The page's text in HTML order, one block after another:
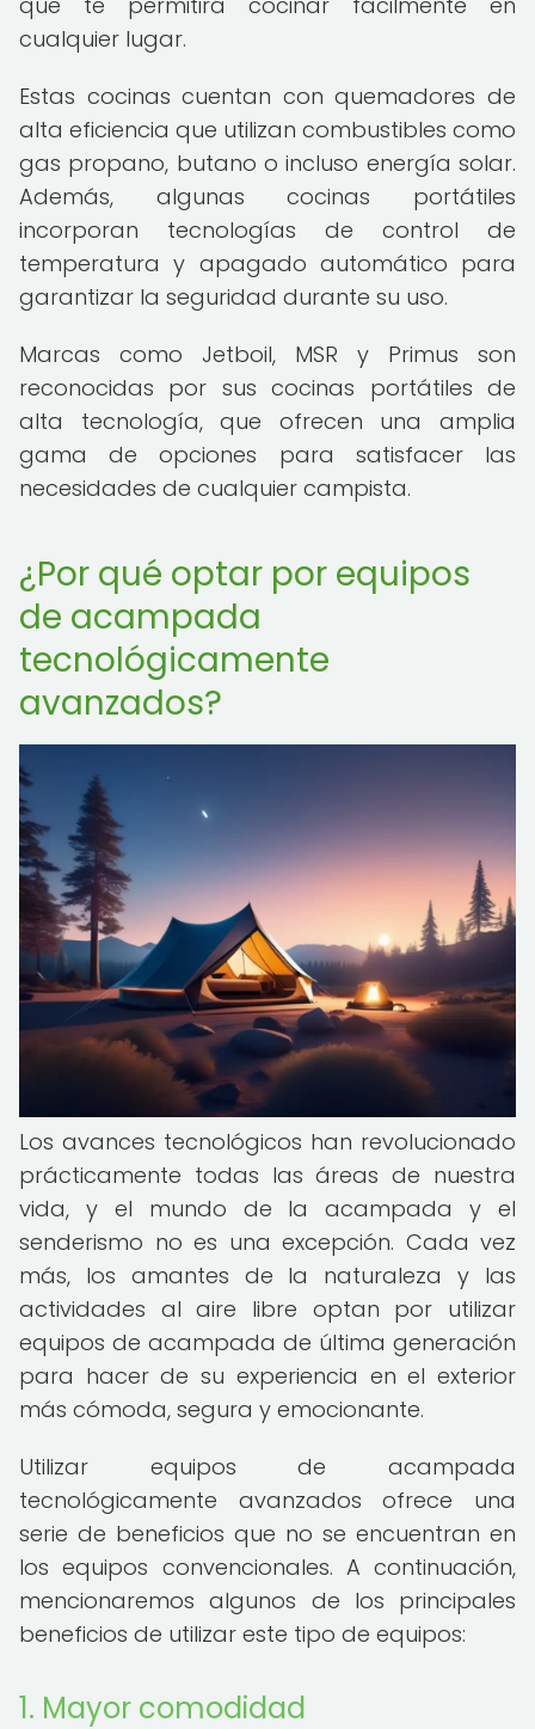
cualquier lugar.
Estas cocinas cuentan con quemadores de
alta eficiencia que utilizan combustibles como
gas propano, butano o incluso energía solar.
Además, algunas cocinas portátiles
incorporan tecnologías de control de
temperatura y apagado automático para
garantizar la seguridad durante su uso.
Marcas como Jetboil, MSR y Primus son
reconocidas por sus cocinas portátiles de
alta tecnología, que ofrecen una amplia
gama de opciones para satisfacer las
necesidades de cualquier campista.
¿Por qué optar por equipos
de acampada
tecnológicamente
avanzados?
Los avances tecnológicos han revolucionado
prácticamente todas las áreas de nuestra
vida, y el mundo de la acampada y el
senderismo no es una excepción. Cada vez
más, los amantes de la naturaleza y las
actividades al aire libre optan por utilizar
equipos de acampada de última generación
para hacer de su experiencia en el exterior
más cómoda, segura y emocionante.
Utilizar equipos de acampada
tecnológicamente avanzados ofrece una
serie de beneficios que no se encuentran en
los equipos convencionales. A continuación,
mencionaremos algunos de los principales
beneficios de utilizar este tipo de equipos:
1. Mayor comodidad